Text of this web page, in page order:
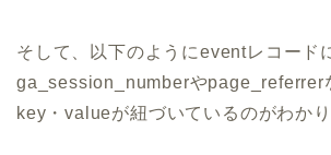
そして、以下のようにeventレコード
ga_session_numberやpage_referrer
key・valueが紐づいているのがわかり